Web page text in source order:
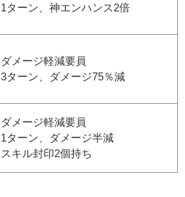
1ターン、神エンハンス2倍
ダメージ軽減要員
3ターン、ダメージ75％減
ダメージ軽減要員
1ターン、ダメージ半減
スキル封印2個持ち